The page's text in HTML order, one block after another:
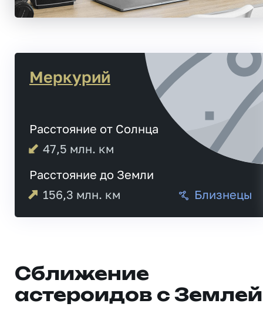
Меркурий
Расстояние от Солнца
47,5 млн. км
Расстояние до Земли
156,3 млн. км Близнецы
Сближение
астероидов с Землей